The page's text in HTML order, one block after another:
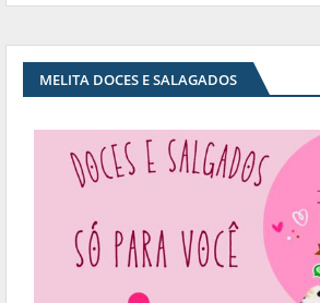
MELITA DOCES E SALAGADOS